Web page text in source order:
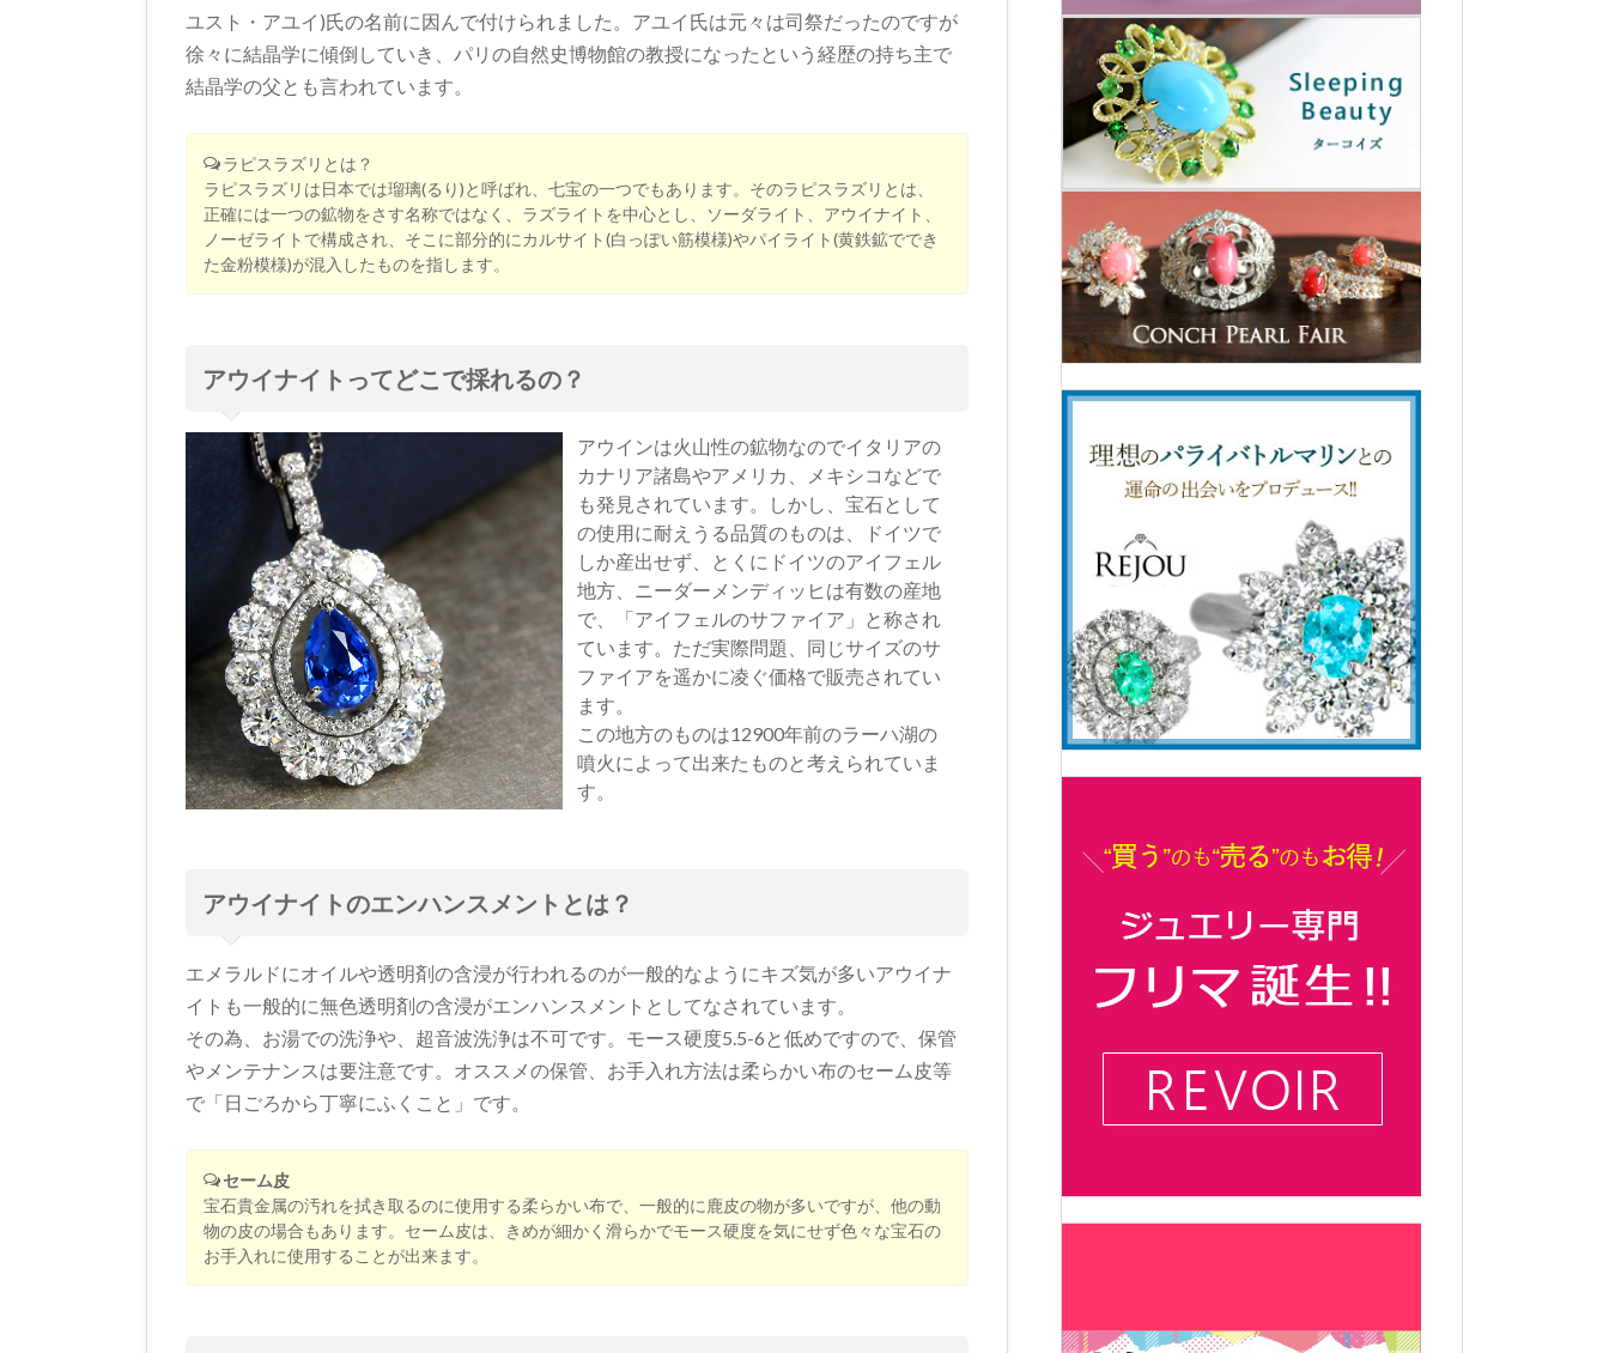
ユスト・アユイ)氏の名前に因んで付けられました。アユイ氏は元々は司祭だったのですが
徐々に結晶学に傾倒していき、パリの自然史博物館の教授になったという経歴の持ち主で
結晶学の父とも言われています。
ラピスラズリとは？
ラピスラズリは日本では瑠璃(るり)と呼ばれ、七宝の一つでもあります。そのラピスラズリとは、
正確には一つの鉱物をさす名称ではなく、ラズライトを中心とし、ソーダライト、アウイナイト、
ノーゼライトで構成され、そこに部分的にカルサイト(白っぽい筋模様)やパイライト(黄鉄鉱ででき
た金粉模様)が混入したものを指します。
アウイナイトってどこで採れるの？
アウインは火山性の鉱物なのでイタリアの
カナリア諸島やアメリカ、メキシコなどで
も発見されています。しかし、宝石として
の使用に耐えうる品質のものは、ドイツで
しか産出せず、とくにドイツのアイフェル
地方、ニーダーメンディッヒは有数の産地
で、「アイフェルのサファイア」と称され
ています。ただ実際問題、同じサイズのサ
ファイアを遥かに凌ぐ価格で販売されてい
ます。
この地方のものは12900年前のラーハ湖の
噴火によって出来たものと考えられていま
す。
アウイナイトのエンハンスメントとは？
エメラルドにオイルや透明剤の含浸が行われるのが一般的なようにキズ気が多いアウイナ
イトも一般的に無色透明剤の含浸がエンハンスメントとしてなされています。
その為、お湯での洗浄や、超音波洗浄は不可です。モース硬度5.5-6と低めですので、保管
やメンテナンスは要注意です。オススメの保管、お手入れ方法は柔らかい布のセーム皮等
で「日ごろから丁寧にふくこと」です。
セーム皮
宝石貴金属の汚れを拭き取るのに使用する柔らかい布で、一般的に鹿皮の物が多いですが、他の動
物の皮の場合もあります。セーム皮は、きめが細かく滑らかでモース硬度を気にせず色々な宝石の
お手入れに使用することが出来ます。